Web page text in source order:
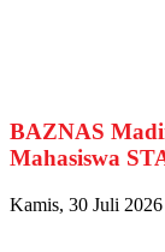
BAZNAS
Mahasiswa
Kamis, 30 Juli 2026